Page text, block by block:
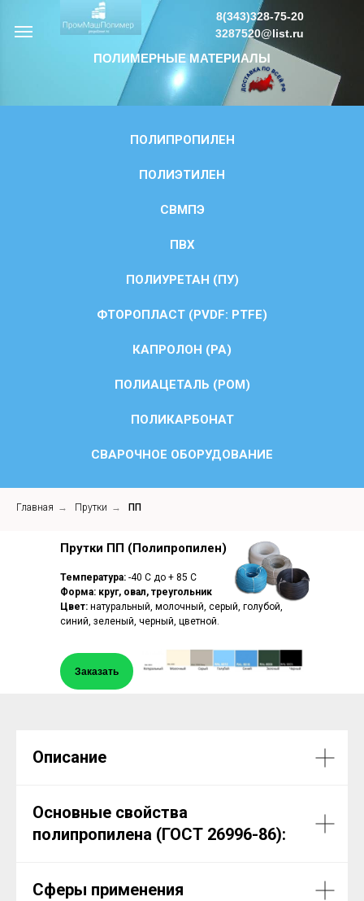
ПОЛИМЕРНЫЕ МАТЕРИАЛЫ
8(343)328-75-20
3287520@list.ru
ПОЛИПРОПИЛЕН
ПОЛИЭТИЛЕН
СВМПЭ
ПВХ
ПОЛИУРЕТАН (ПУ)
ФТОРОПЛАСТ (PVDF: PTFE)
КАПРОЛОН (PA)
ПОЛИАЦЕТАЛЬ (POM)
ПОЛИКАРБОНАТ
СВАРОЧНОЕ ОБОРУДОВАНИЕ
Главная → Прутки → ПП
Температура: -40 С до + 85 С
Форма: круг, овал, треугольник
Цвет: натуральный, молочный, серый, голубой,
синий, зеленый, черный, цветной.
Заказать
Прутки ПП (Полипропилен)
Описание
Основные свойства
полипропилена (ГОСТ 26996-86):
Сферы применения